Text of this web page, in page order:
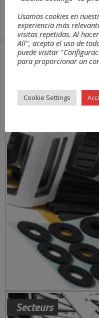
Transports/ Automotive
THERMOBREAK RT
Applications
Secteurs
Usamos cookies en
experiencia más
visitas repetidas. Al
All", acepta el uso de
puede visitar
para proporcionar un
Cookie Settings